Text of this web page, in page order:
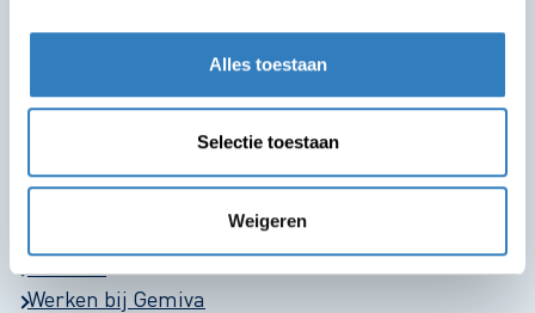
Alles toestaan
Selectie toestaan
Weigeren
Bleulandweg 1b
2803 HG Gouda
Locaties
Werken bij Gemiva